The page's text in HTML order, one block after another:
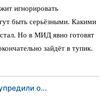
игнорировать
быть серьёзными. Какими
Но в МИД явно готовят
зайдёт в тупик.
о…